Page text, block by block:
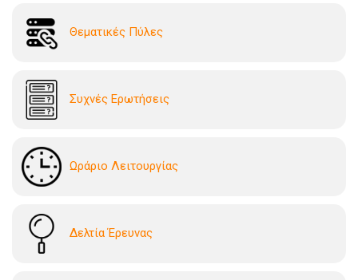
Θεματικές Πύλες
Συχνές Ερωτήσεις
Ωράριο Λειτουργίας
Δελτία Έρευνας